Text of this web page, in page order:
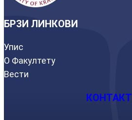
БРЗИ ЛИНКОВИ
Упис
О Факултету
Вести
КОНТАКТ